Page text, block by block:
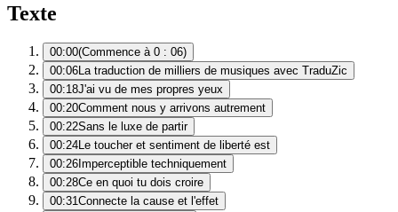
Texte
00:00(Commence à 0 : 06)
00:06La traduction de milliers de musiques avec TraduZic
00:18J'ai vu de mes propres yeux
00:20Comment nous y arrivons autrement
00:22Sans le luxe de partir
00:24Le toucher et sentiment de liberté est
00:26 Imperceptible techniquement
00:28Ce en quoi tu dois croire
00:31Connecte la cause et l'effet